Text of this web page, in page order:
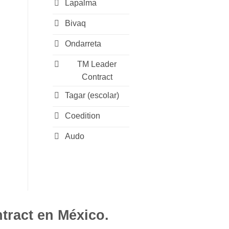
Lapalma
Bivaq
Ondarreta
TM Leader
Contract
Tagar (escolar)
Coedition
Audo
en México.